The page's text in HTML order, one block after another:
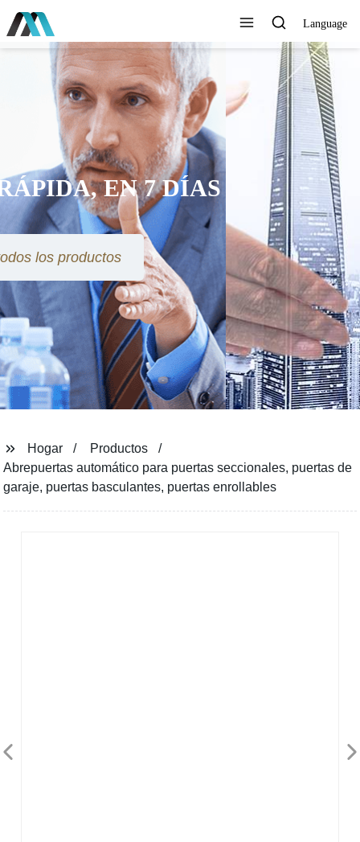
Language
AYUDAMOS AL MUNDO A
CONECTARSE MEJOR,
DURAR MÁS TIEMPO, VIVIR
MÁS FÁCILMENTE Y VOLAR
MÁS ALTO
Ver todos los productos
Hogar
Productos
Abrepuertas automático para puertas seccionales, puertas de
garaje, puertas basculantes, puertas enrollables